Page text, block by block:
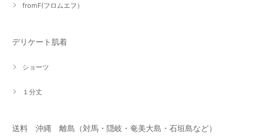
fromF(フロムエフ）
デリケート肌着
ショーツ
１分丈
送料 沖縄 離島（対馬・隠岐・奄美大島・石垣島など）